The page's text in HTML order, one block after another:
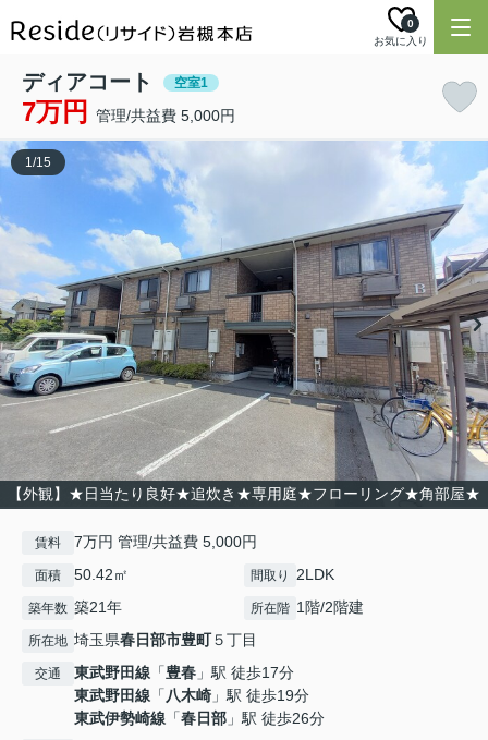
お気に入り
0
ディアコート 空室1
7万円 管理/共益費 5,000円
【外観】★日当たり良好★追炊き★専用庭★フローリング★角部屋★
1/15
賃料 7万円 管理/共益費 5,000円
面積 50.42㎡ 間取り 2LDK
築年数 築21年 所在階 1階/2階建
所在地 埼玉県春日部市豊町５丁目
交通 東武野田線 「豊春 」駅 徒歩17分
東武野田線 「八木崎 」駅 徒歩19分
東武伊勢崎線 「春日部 」駅 徒歩26分